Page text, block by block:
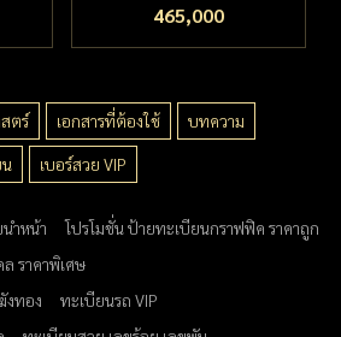
465,000
สตร์ เอกสารที่ต้องใช้
บทความ
เบอร์สวย VIP
ำหน้า
โปรโมชั่น ป้ายทะเบียนกราฟฟิค ราคาถูก
ราคาพิเศษ
งทอง
ทะเบียนรถ VIP